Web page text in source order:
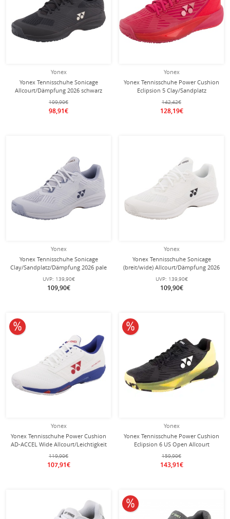
Yonex
Yonex Tennisschuhe Sonicage
Allcourt/Dämpfung 2026 schwarz
Herren
109,90€
98,91€
Yonex
Yonex Tennisschuhe Power Cushion
Eclipsion 5 Clay/Sandplatz
(Stabilität) 2026 rubinrot Damen
142,42€
128,19€
Yonex
Yonex Tennisschuhe Sonicage
Clay/Sandplatz/Dämpfung 2026 pale
blau Herren
UVP: 139,90€
109,90€
Yonex
Yonex Tennisschuhe Sonicage
(breit/wide) Allcourt/Dämpfung 2026
weiss Herren
UVP: 139,90€
109,90€
Yonex
Yonex Tennisschuhe Power Cushion
AD-ACCEL Wide Allcourt/Leichtigkeit
2026 weiss/blau Herren
119,90€
107,91€
10% reduziert
Yonex
Yonex Tennisschuhe Power Cushion
Eclipsion 6 US Open Allcourt
(Stabilität) 2026 schwarz/gelb Herren
159,90€
143,91€
10% reduziert
10% reduziert